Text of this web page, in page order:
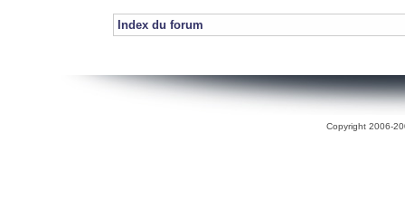
Index du forum
Copyright 2006-